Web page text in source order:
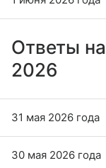
Ответы
2026
31 мая 2026 года
30 мая 2026 года